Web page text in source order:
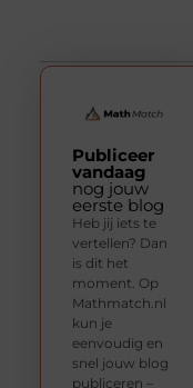
Publiceer
vandaag
nog jouw
eerste blog
Heb jij iets te
vertellen? Dan
is dit het
moment. Op
Mathmatch.nl
kun je
eenvoudig en
snel jouw blog
publiceren –